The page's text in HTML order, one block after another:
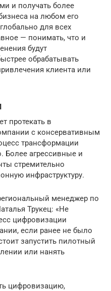
и получать более
на любом его
для всех
— понимать, что и
будут
обрабатывать
клиента или
протекать в
с консервативным
трансформации
Более агрессивные и
стремительно
инфраструктуру.
менеджер по
Трукец: «Не
цифровизации
если ранее не было
запустить пилотный
или нанять
цифровизацию,